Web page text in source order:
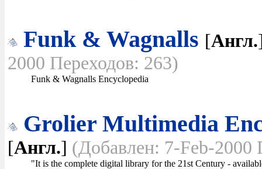
Funk & Wagnalls [Англ.
2000 Переходов: 263)
Funk & Wagnalls Encyclopedia
Grolier Multimedia
[Англ.] (Добавлен: 7-Feb-2000
"It is the complete digital library for the 21st Century -